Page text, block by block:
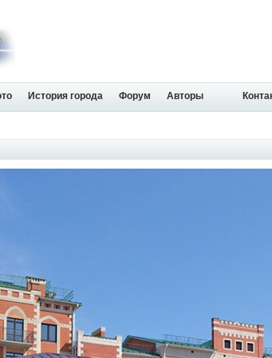
История города Форум Авторы